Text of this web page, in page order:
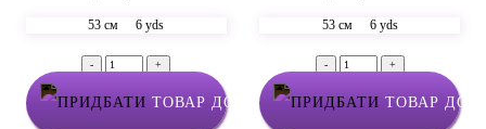
53 см 6 yds
- +
ТОВАР ДОДАНО У КОШИК
53 см 6 yds
- +
ТОВАР